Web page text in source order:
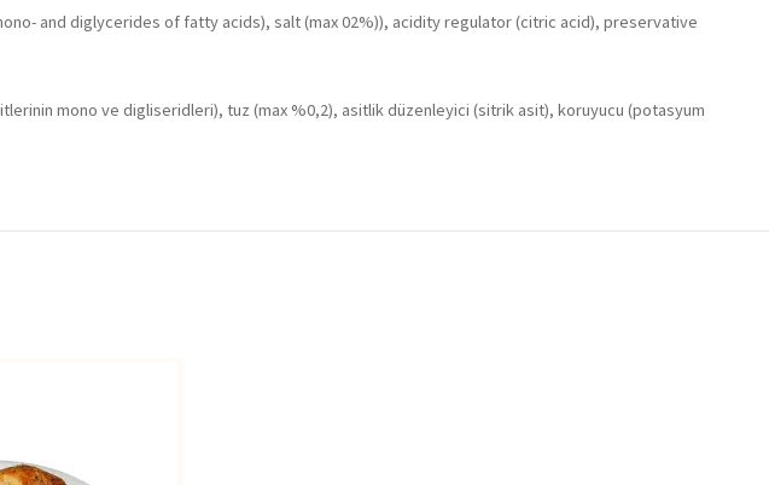
and diglycerides of fatty acids), salt (max 02%)), acidity regulator (citric acid), preservative
mono ve digliseridleri), tuz (max %0,2), asitlik düzenleyici (sitrik asit), koruyucu (potasyum